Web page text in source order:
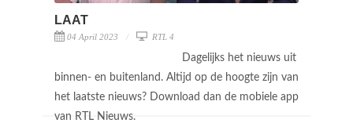
LAAT
04 April 2023 RTL 4
Dagelijks het nieuws uit
binnen- en buitenland. Altijd op de hoogte zijn van
het laatste nieuws? Download dan de mobiele app
van RTL Nieuws.